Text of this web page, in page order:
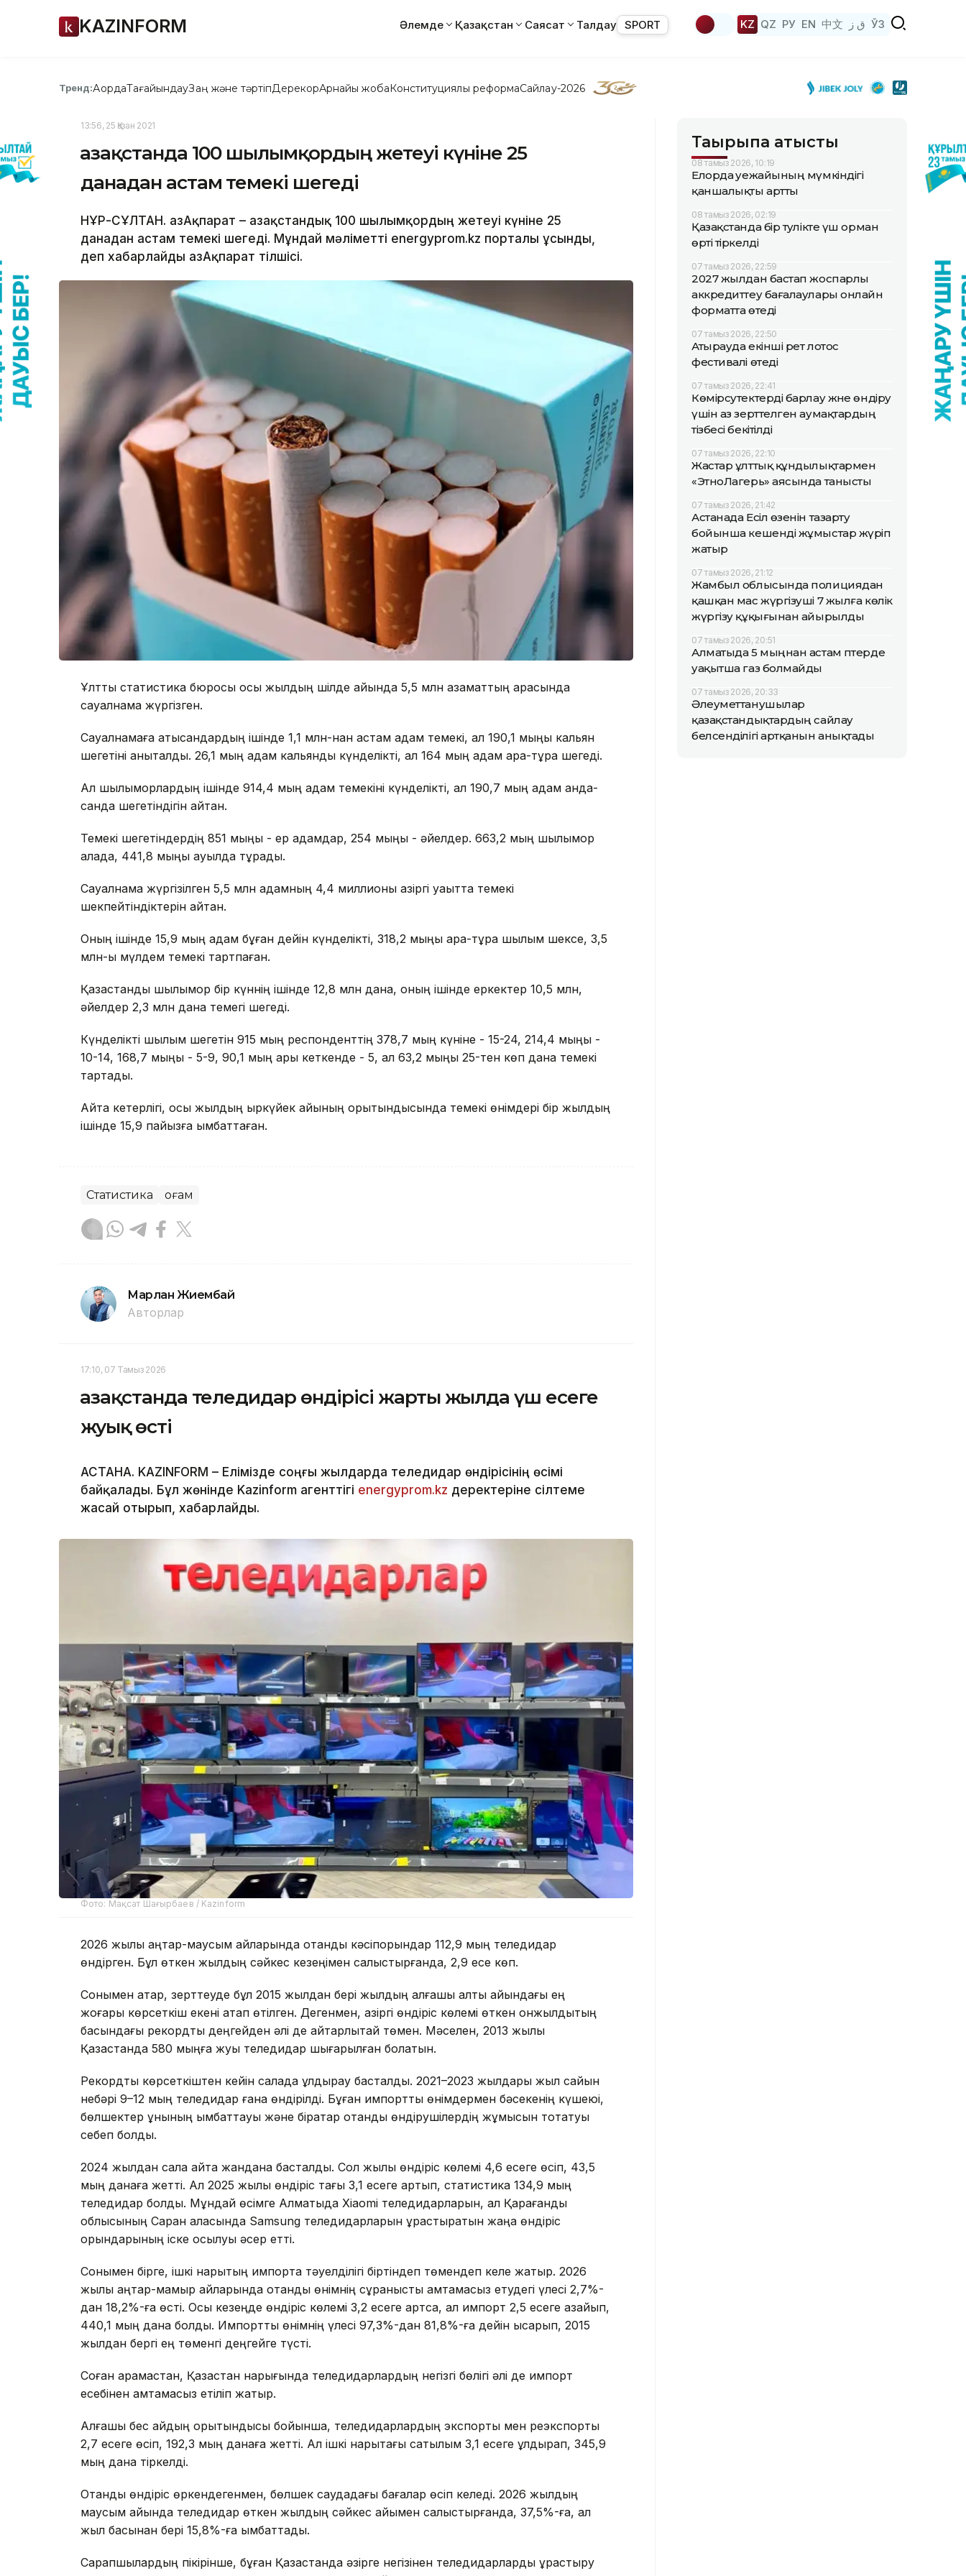
KAZINFORM Әлемде Қазақстан Саясат Талдау SPORT KZ QZ РУ EN 中文 ق ز ЎЗ
Тренд:АқордаТағайындауЗаң және тәртіпДерекқорАрнайы жобаКонституциялық реформаСайлау-2026
13:56, 25 Қазан 2021
Қазақстанда 100 шылымқордың жетеуі күніне 25
данадан астам темекі шегеді
НҰР-СҰЛТАН. ҚазАқпарат – Қазақстандық 100 шылымқордың жетеуі күніне 25
данадан астам темекі шегеді. Мұндай мәліметті energyprom.kz порталы ұсынды,
деп хабарлайды ҚазАқпарат тілшісі.
Ұлттық статистика бюросы осы жылдың шілде айында 5,5 млн азаматтың арасында
сауалнама жүргізген.
Сауалнамаға қатысқандардың ішінде 1,1 млн-нан астам адам темекі, ал 190,1 мыңы кальян
шегетіні анықталды. 26,1 мың адам кальянды күнделікті, ал 164 мың адам ара-тұра шегеді.
Ал шылымқорлардың ішінде 914,4 мың адам темекіні күнделікті, ал 190,7 мың адам анда-
санда шегетіндігін айтқан.
Темекі шегетіндердің 851 мыңы - ер адамдар, 254 мыңы - әйелдер. 663,2 мың шылымқор
қалада, 441,8 мыңы ауылда тұрады.
Сауалнама жүргізілген 5,5 млн адамның 4,4 миллионы қазіргі уақытта темекі
шекпейтіндіктерін айтқан.
Оның ішінде 15,9 мың адам бұған дейін күнделікті, 318,2 мыңы ара-тұра шылым шексе, 3,5
млн-ы мүлдем темекі тартпаған.
Қазақстандық шылымқор бір күннің ішінде 12,8 млн дана, оның ішінде еркектер 10,5 млн,
әйелдер 2,3 млн дана темегі шегеді.
Күнделікті шылым шегетін 915 мың респонденттің 378,7 мың күніне - 15-24, 214,4 мыңы -
10-14, 168,7 мыңы - 5-9, 90,1 мың ары кеткенде - 5, ал 63,2 мыңы 25-тен көп дана темекі
тартады.
Айта кетерлігі, осы жылдың қыркүйек айының қорытындысында темекі өнімдері бір жылдың
ішінде 15,9 пайызға қымбаттаған.
Статистика Қоғам
Марлан Жиембай
Авторлар
17:10, 07 Тамыз 2026
Қазақстанда теледидар өндірісі жарты жылда үш есеге
жуық өсті
АСТАНА. KAZINFORM – Елімізде соңғы жылдарда теледидар өндірісінің өсімі
байқалады. Бұл жөнінде Kazinform агенттігі energyprom.kz деректеріне сілтеме
жасай отырып, хабарлайды.
Фото: Мақсат Шағырбаев / Kazinform
2026 жылы қаңтар-маусым айларында отандық кәсіпорындар 112,9 мың теледидар
өндірген. Бұл өткен жылдың сәйкес кезеңімен салыстырғанда, 2,9 есе көп.
Сонымен қатар, зерттеуде бұл 2015 жылдан бері жылдың алғашқы алты айындағы ең
жоғары көрсеткіш екені атап өтілген. Дегенмен, қазіргі өндіріс көлемі өткен онжылдықтың
басындағы рекордтық деңгейден әлі де айтарлықтай төмен. Мәселен, 2013 жылы
Қазақстанда 580 мыңға жуық теледидар шығарылған болатын.
Рекордтық көрсеткіштен кейін салада құлдырау басталды. 2021–2023 жылдары жыл сайын
небәрі 9–12 мың теледидар ғана өндірілді. Бұған импорттық өнімдермен бәсекенің күшеюі,
бөлшектер құнының қымбаттауы және бірқатар отандық өндірушілердің жұмысын тоқтатуы
себеп болды.
2024 жылдан сала қайта жандана басталды. Сол жылы өндіріс көлемі 4,6 есеге өсіп, 43,5
мың данаға жетті. Ал 2025 жылы өндіріс тағы 3,1 есеге артып, статистика 134,9 мың
теледидар болды. Мұндай өсімге Алматыда Xiaomi теледидарларын, ал Қарағанды
облысының Саран қаласында Samsung теледидарларын құрастыратын жаңа өндіріс
орындарының іске қосылуы әсер етті.
Сонымен бірге, ішкі нарықтың импортқа тәуелділігі біртіндеп төмендеп келе жатыр. 2026
жылы қаңтар-мамыр айларында отандық өнімнің сұранысты қамтамасыз етудегі үлесі 2,7%-
дан 18,2%-ға өсті. Осы кезеңде өндіріс көлемі 3,2 есеге артса, ал импорт 2,5 есеге азайып,
440,1 мың дана болды. Импорттық өнімнің үлесі 97,3%-дан 81,8%-ға дейін қысқарып, 2015
жылдан бергі ең төменгі деңгейге түсті.
Соған қарамастан, Қазақстан нарығында теледидарлардың негізгі бөлігі әлі де импорт
есебінен қамтамасыз етіліп жатыр.
Алғашқы бес айдың қорытындысы бойынша, теледидарлардың экспорты мен реэкспорты
2,7 есеге өсіп, 192,3 мың данаға жетті. Ал ішкі нарықтағы сатылым 3,1 есеге құлдырап, 345,9
мың дана тіркелді.
Отандық өндіріс өркендегенмен, бөлшек саудадағы бағалар өсіп келеді. 2026 жылдың
маусым айында теледидар өткен жылдың сәйкес айымен салыстырғанда, 37,5%-ға, ал
жыл басынан бері 15,8%-ға қымбаттады.
Сарапшылардың пікірінше, бұған Қазақстанда әзірге негізінен теледидарларды құрастыру
Тақырыпқа қатысты
08 тамыз 2026, 10:19
Елорда әуежайының мүмкіндігі
қаншалықты артты
08 тамыз 2026, 02:19
Қазақстанда бір тәулікте үш орман
өрті тіркелді
07 тамыз 2026, 22:59
2027 жылдан бастап жоспарлы
аккредиттеу бағалаулары онлайн
форматта өтеді
07 тамыз 2026, 22:50
Атырауда екінші рет лотос
фестивалі өтеді
07 тамыз 2026, 22:41
Көмірсутектерді барлау және өндіру
үшін аз зерттелген аумақтардың
тізбесі бекітілді
07 тамыз 2026, 22:10
Жастар ұлттық құндылықтармен
«ЭтноЛагерь» аясында танысты
07 тамыз 2026, 21:42
Астанада Есіл өзенін тазарту
бойынша кешенді жұмыстар жүріп
жатыр
07 тамыз 2026, 21:12
Жамбыл облысында полициядан
қашқан мас жүргізуші 7 жылға көлік
жүргізу құқығынан айырылды
07 тамыз 2026, 20:51
Алматыда 5 мыңнан астам пәтерде
уақытша газ болмайды
07 тамыз 2026, 20:33
Әлеуметтанушылар
қазақстандықтардың сайлау
белсенділігі артқанын анықтады